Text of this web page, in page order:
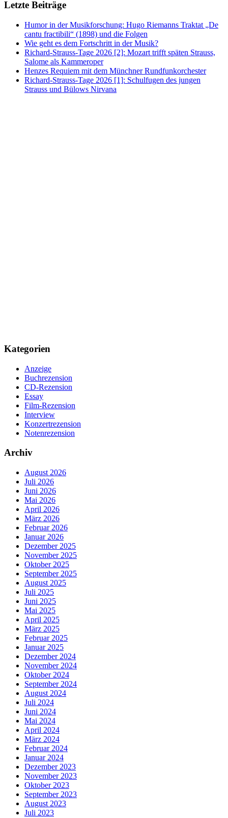
Letzte Beiträge
Humor in der Musikforschung: Hugo Riemanns Traktat „De
cantu fractibili“ (1898) und die Folgen
Wie geht es dem Fortschritt in der Musik?
Richard-Strauss-Tage 2026 [2]: Mozart trifft späten Strauss,
Salome als Kammeroper
Henzes Requiem mit dem Münchner Rundfunkorchester
Richard-Strauss-Tage 2026 [1]: Schulfugen des jungen
Strauss und Bülows Nirvana
Kategorien
Anzeige
Buchrezension
CD-Rezension
Essay
Film-Rezension
Interview
Konzertrezension
Notenrezension
Archiv
August 2026
Juli 2026
Juni 2026
Mai 2026
April 2026
März 2026
Februar 2026
Januar 2026
Dezember 2025
November 2025
Oktober 2025
September 2025
August 2025
Juli 2025
Juni 2025
Mai 2025
April 2025
März 2025
Februar 2025
Januar 2025
Dezember 2024
November 2024
Oktober 2024
September 2024
August 2024
Juli 2024
Juni 2024
Mai 2024
April 2024
März 2024
Februar 2024
Januar 2024
Dezember 2023
November 2023
Oktober 2023
September 2023
August 2023
Juli 2023